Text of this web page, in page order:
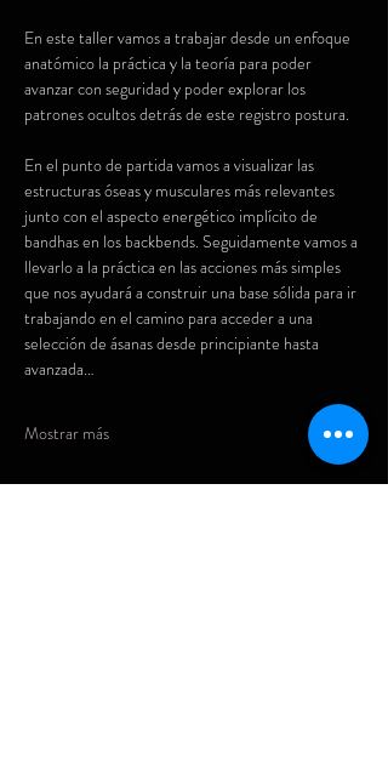
En este taller vamos a trabajar desde un enfoque
anatómico la práctica y la teoría para poder
avanzar con seguridad y poder explorar los
patrones ocultos detrás de este registro postura.
En el punto de partida vamos a visualizar las
estructuras óseas y musculares más relevantes
junto con el aspecto energético implícito de
bandhas en los backbends. Seguidamente vamos a
llevarlo a la práctica en las acciones más simples
que nos ayudará a construir una base sólida para ir
trabajando en el camino para acceder a una
selección de ásanas desde principiante hasta
avanzada…
Mostrar más